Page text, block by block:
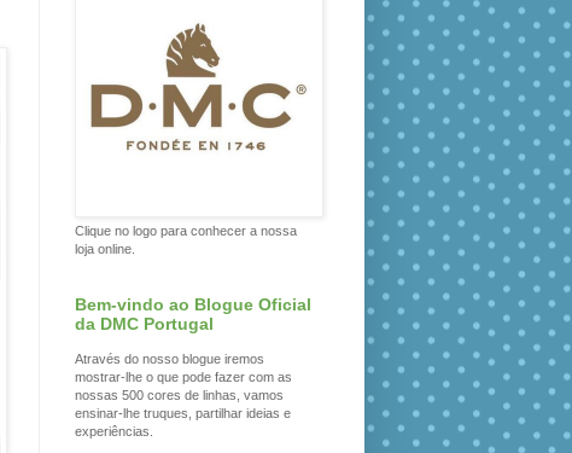
Clique no logo para conhecer a nossa
loja online.
Bem-vindo ao Blogue Oficial
da DMC Portugal
Através do nosso blogue iremos
mostrar-lhe o que pode fazer com as
nossas 500 cores de linhas, vamos
ensinar-lhe truques, partilhar ideias e
experiências.